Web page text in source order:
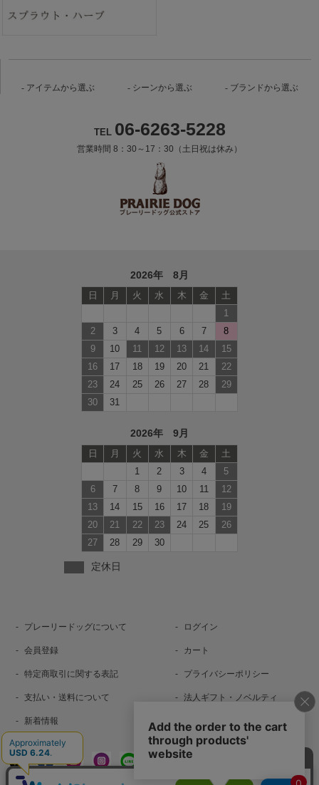
アイテムから選ぶ シーンから選ぶ ブランドから選ぶ
TEL 06-6263-5228
営業時間 8：30～17：30（土日祝は休み）
2026年 8月
日 月 火 水 木 金
土
1
2
3 4 5 6 7
8
9
10 11 12 13 14
15
16
17 18 19 20 21
22
23
24 25 26 27 28
29
30
31
2026年 9月
日 月 火 水 木 金
土
1
2 3 4
5
6
7 8 9 10 11
12
13
14 15 16 17 18
19
20
21 22 23 24 25
26
27
28 29 30
定休日
プレーリードッグについて ログイン
会員登録 カート
特定商取引に関する表記 プライバシーポリシー
支払い・送料について 法人ギフト・ノベルティ
新着情報